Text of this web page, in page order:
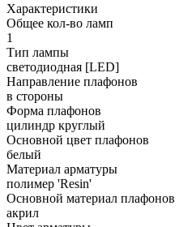
Характеристики
Общее кол-во ламп
1
Тип лампы
светодиодная [LED]
Направление плафонов
в стороны
Форма плафонов
цилиндр круглый
Основной цвет плафонов
белый
Материал арматуры
полимер 'Resin'
Основной материал плафонов
акрил